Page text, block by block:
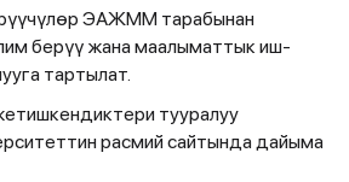
ЭАЖММ тарабынан
берүү жана маалыматтык иш-
тартылат.
тууралуу
расмий сайтында дайыма